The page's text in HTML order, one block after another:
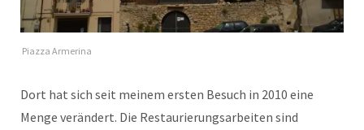
Piazza Armerina
Dort hat sich seit meinem ersten Besuch in 2010 eine
Menge verändert. Die Restaurierungsarbeiten sind